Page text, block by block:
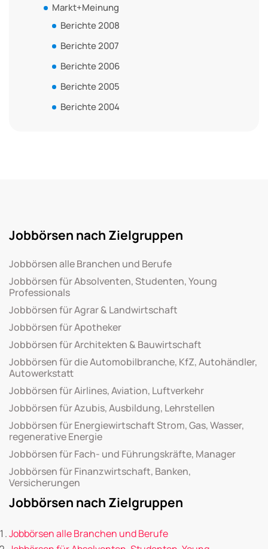
Markt+Meinung
Berichte 2008
Berichte 2007
Berichte 2006
Berichte 2005
Berichte 2004
Jobbörsen nach Zielgruppen
Jobbörsen alle Branchen und Berufe
Jobbörsen für Absolventen, Studenten, Young
Professionals
Jobbörsen für Agrar & Landwirtschaft
Jobbörsen für Apotheker
Jobbörsen für Architekten & Bauwirtschaft
Jobbörsen für die Automobilbranche, KfZ, Autohändler,
Autowerkstatt
Jobbörsen für Airlines, Aviation, Luftverkehr
Jobbörsen für Azubis, Ausbildung, Lehrstellen
Jobbörsen für Energiewirtschaft Strom, Gas, Wasser,
regenerative Energie
Jobbörsen für Fach- und Führungskräfte, Manager
Jobbörsen für Finanzwirtschaft, Banken,
Versicherungen
Jobbörsen nach Zielgruppen
Jobbörsen alle Branchen und Berufe